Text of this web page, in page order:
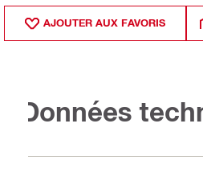
AJOUTER AUX FAVORIS
Données